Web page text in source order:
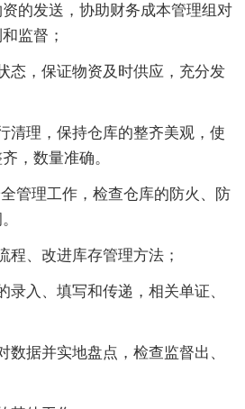
的发送，协助财务成本管理组对
监督；
，保证物资及时供应，充分发
理，保持仓库的整齐美观，使
，数量准确。
理工作，检查仓库的防火、防
、改进库存管理方法；
入、填写和传递，相关单证、
据并实地盘点，检查监督出、